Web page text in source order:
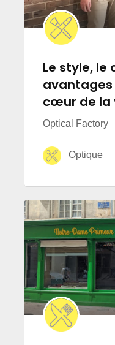
Le style, le
avantages
cœur de la
Optical Factory
Optique